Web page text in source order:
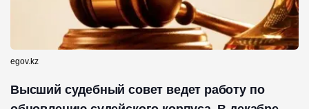
egov.kz
Высший судебный совет ведет работу по